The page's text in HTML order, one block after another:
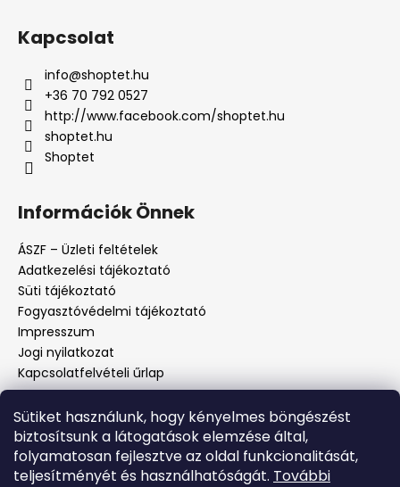
Sütiket használunk, hogy kényelmes böngészést
biztosítsunk a látogatások elemzése által,
folyamatosan fejlesztve az oldal funkcionalitását,
teljesítményét és használhatóságát. További
Kapcsolat
info@shoptet.hu
+36 70 792 0527
http://www.facebook.com/shoptet.hu
shoptet.hu
Shoptet
Információk Önnek
ÁSZF – Üzleti feltételek
Adatkezelési tájékoztató
Süti tájékoztató
Fogyasztóvédelmi tájékoztató
Impresszum
Jogi nyilatkozat
Kapcsolatfelvételi űrlap
Blog
A webáruház automatizálása